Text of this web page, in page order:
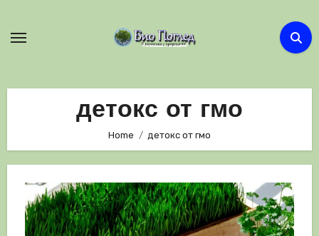
детокс от гмо
Home детокс от гмо